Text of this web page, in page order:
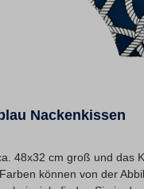
Nackenkissen
48x32 cm groß und das
können von der